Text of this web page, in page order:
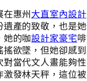
在惠州大直室內設計
遺產的致敬，也是
她的咖設計家豪宅
搖欲墜，但她卻感
對當代文人畫能夠
激發林天秤，這位